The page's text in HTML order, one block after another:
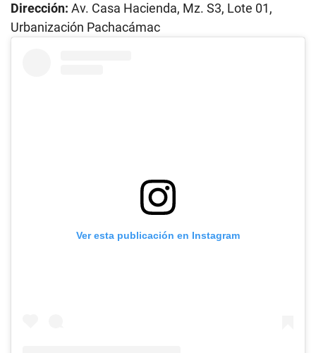
Dirección: Av. Casa Hacienda, Mz. S3, Lote 01,
Urbanización Pachacámac
Ver esta publicación en Instagram